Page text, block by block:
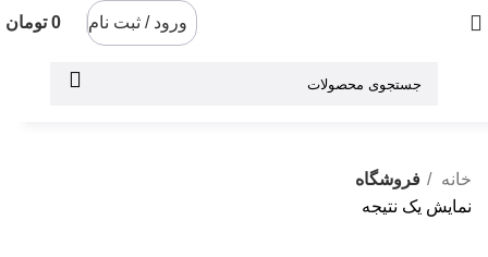
ورود / ثبت نام 0 تومان
خانه
فروشگاه
نمایش یک نتیجه